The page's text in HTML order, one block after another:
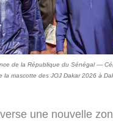
de la République du Sénégal —
la mascotte des JOJ Dakar 2026 à
une nouvelle